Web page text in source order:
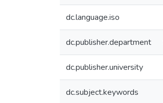
dc.language.iso
dc.publisher.department
dc.publisher.university
dc.subject.keywords